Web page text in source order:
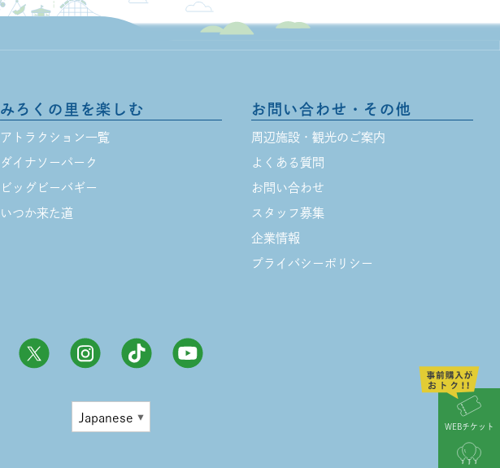
WEBチケット
みろくの里を楽しむ
アトラクション一覧
ダイナソーパーク
ビッグビーバギー
いつか来た道
お問い合わせ・その他
周辺施設・観光のご案内
よくある質問
お問い合わせ
スタッフ募集
企業情報
プライバシーポリシー
Japanese ▼